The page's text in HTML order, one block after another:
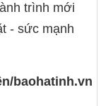
trình mới
- sức mạnh
baohatinh.vn